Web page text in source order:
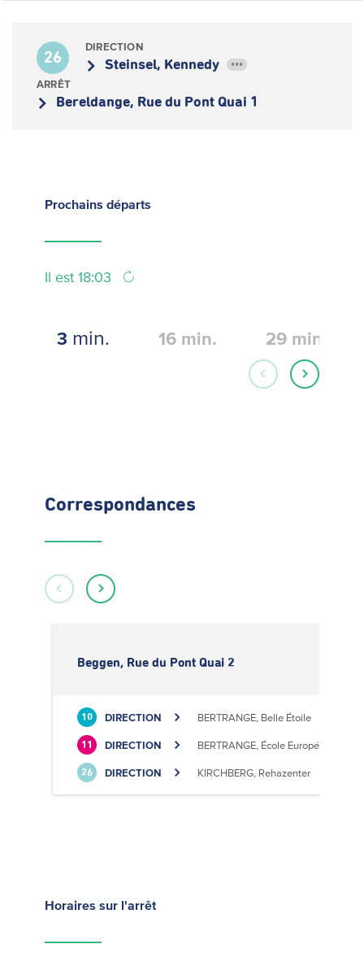
26
DIRECTION
Steinsel, Kennedy •••
ARRÊT
Bereldange, Rue du Pont Quai 1
Prochains départs
Il est 18:03
3 min. 16 min. 29 min.
Correspondances
Beggen, Rue du Pont Quai 2
10 DIRECTION BERTRANGE, Belle Étoile
11 DIRECTION BERTRANGE, École Européenne II
26 DIRECTION KIRCHBERG, Rehazenter
Horaires sur l'arrêt